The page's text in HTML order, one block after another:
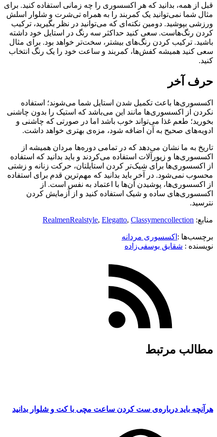
قبل از همه، بدانید که هر اکسسوری را چه زمانی استفاده کنید. برای
مثال شما نمی‌توانید یک کمربند را به همراه تی‌شرت و شلوار اسلش
ورزشی بپوشید. دومین نکته‌ای که می‌توانید در نظر بگیرید، ترکیب
کردن رنگ‌هاست. سعی کنید حداکثر سه رنگ در استایل خود داشته
باشید. ترکیب کردن رنگ‌های بیشتر، سخت‌تر خواهد بود. برای مثال
سعی کنید همیشه کفش‌ها، کمربند و ساعت خود را یک رنگ انتخاب
کنید.
حرف آخر
اکسسوری‌ها باعث تکمیل شدن استایل شما می‌شوند؛ استفاده
نکردن از اکسسوری‌ها مانند این می‌باشد که استیک را بدون چاشنی
بخورید؛ طعم غذا می‌تواند خوب باشد اما در صورتی که چاشنی و
ادویه‌های صحیح به آن اضافه شود، مزه‌ی بهتری خواهد داشت.
تاریخ به ما نشان می‌دهد که در تمامی دوره‌ها مردان همیشه از
اکسسوری‌ها و زیورآلات استفاده می‌کردند و باید بدانید که استفاده
از اکسسوری‌ها برای شیک‌تر کردن استایلتان، حرکت زنانه و زشتی
محسوب نمی‌شود. در آخر باید بدانید که مهم‌ترین قدم برای استفاده
از اکسسوری‌ها، پوشیدن آن‌ها با اعتماد به نفس است. از
اکسسوری‌های ساده و شیک استفاده کنید و از آزمایش کردن
نترسید.
منابع: RealmenRealstyle, Elegatto, Classymencollection
برچسب‌ها : اکسسوری مردانه
نویسنده :‌ شقایق یوسفی‌زاده
مطالب مرتبط
هرآنچه باید درباره‌ی ست کردن ساعت مچی با کت و شلوار بدانید